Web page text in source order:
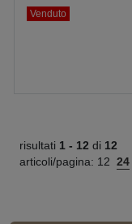
Venduto
risultati 1 - 12 di 12
articoli/pagina: 12 24